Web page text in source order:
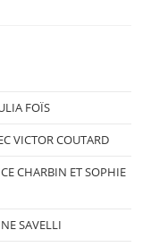
FOÏS
VICTOR COUTARD
CHARBIN ET SOPHIE
SAVELLI